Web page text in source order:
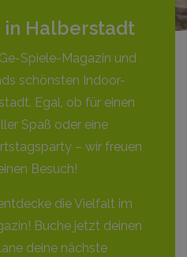
in Halberstadt
Spiele-Magazin und
schönsten Indoor-
Egal, ob für einen
Spaß oder eine
– wir freuen
Besuch!
die Vielfalt im
Buche jetzt deinen
deine nächste